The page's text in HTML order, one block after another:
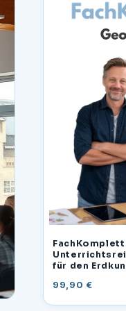
für den
99,90 €